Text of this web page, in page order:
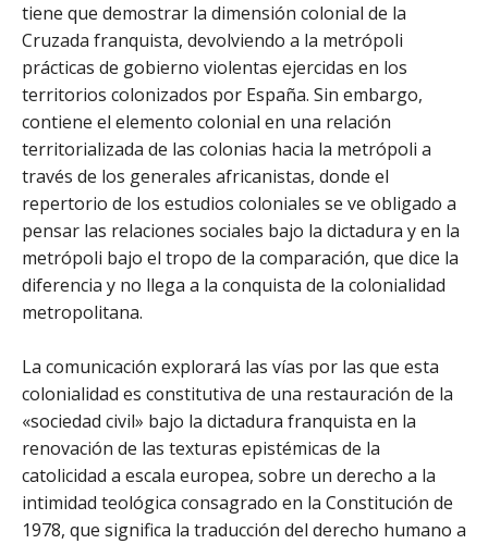
tiene que demostrar la dimensión colonial de la
Cruzada franquista, devolviendo a la metrópoli
prácticas de gobierno violentas ejercidas en los
territorios colonizados por España. Sin embargo,
contiene el elemento colonial en una relación
territorializada de las colonias hacia la metrópoli a
través de los generales africanistas, donde el
repertorio de los estudios coloniales se ve obligado a
pensar las relaciones sociales bajo la dictadura y en la
metrópoli bajo el tropo de la comparación, que dice la
diferencia y no llega a la conquista de la colonialidad
metropolitana.
La comunicación explorará las vías por las que esta
colonialidad es constitutiva de una restauración de la
«sociedad civil» bajo la dictadura franquista en la
renovación de las texturas epistémicas de la
catolicidad a escala europea, sobre un derecho a la
intimidad teológica consagrado en la Constitución de
1978, que significa la traducción del derecho humano a